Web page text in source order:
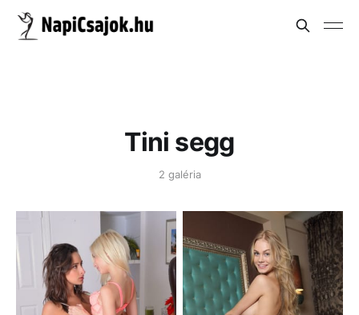
Tini segg
2 galéria